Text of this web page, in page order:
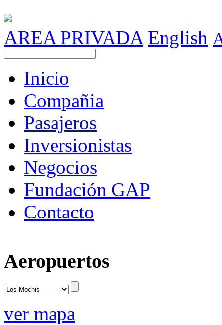
AREA PRIVADA English
Inicio
Compañia
Pasajeros
Inversionistas
Negocios
Fundación GAP
Contacto
Aeropuertos
ver mapa